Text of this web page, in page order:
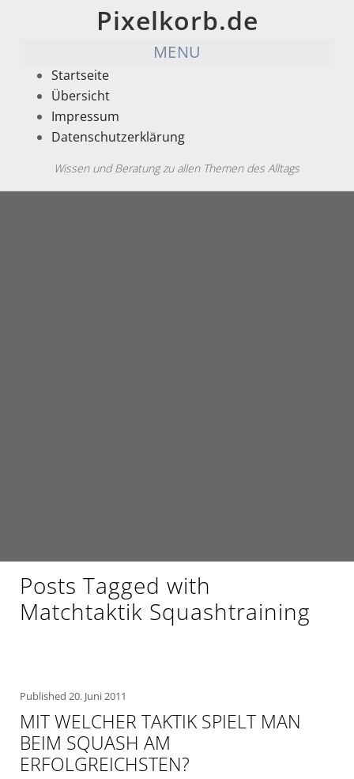
Pixelkorb.de
MENU
Startseite
Übersicht
Impressum
Datenschutzerklärung
Wissen und Beratung zu allen Themen des Alltags
Posts Tagged with
Matchtaktik Squashtraining
Published 20. Juni 2011
MIT WELCHER TAKTIK SPIELT MAN
BEIM SQUASH AM
ERFOLGREICHSTEN?